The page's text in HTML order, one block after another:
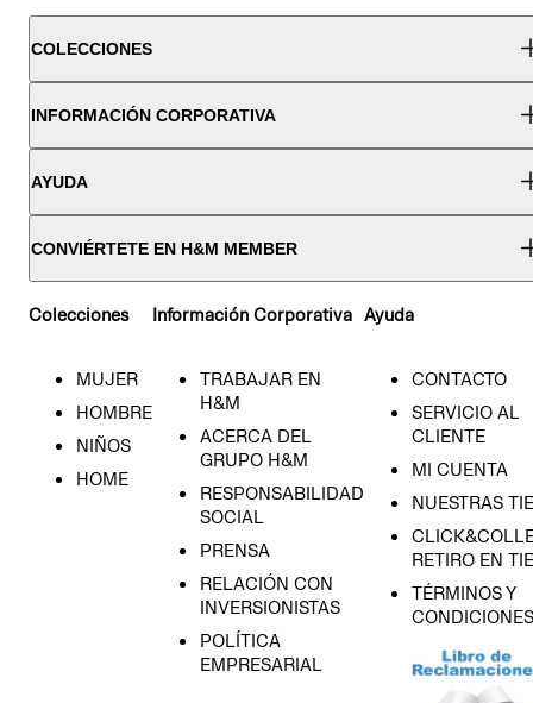
COLECCIONES
INFORMACIÓN CORPORATIVA
AYUDA
CONVIÉRTETE EN H&M MEMBER
Colecciones
MUJER
HOMBRE
NIÑOS
HOME
Información Corporativa
TRABAJAR EN
H&M
ACERCA DEL
GRUPO H&M
RESPONSABILIDAD
SOCIAL
PRENSA
RELACIÓN CON
INVERSIONISTAS
POLÍTICA
EMPRESARIAL
Ayuda
CONTACTO
SERVICIO AL
CLIENTE
MI CUENTA
NUESTRAS
RETIRO EN
TÉRMINOS Y
CONDICIONES